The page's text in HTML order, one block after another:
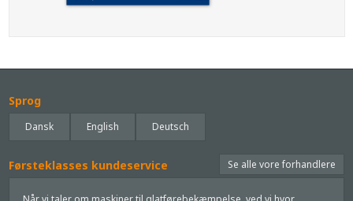
Sprog
Dansk English Deutsch
Førsteklasses kundeservice Se alle vore forhandlere